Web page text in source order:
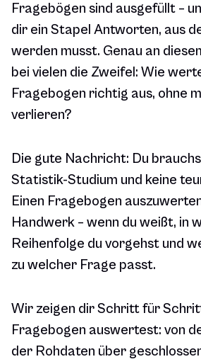
Fragebögen sind ausgefüllt –
dir ein Stapel Antworten, aus
werden musst. Genau an
bei vielen die Zweifel: Wie
Fragebogen richtig aus, ohne
verlieren?
Die gute Nachricht: Du
Statistik-Studium und keine
Einen Fragebogen
Handwerk – wenn du weißt, in
Reihenfolge du vorgehst und
zu welcher Frage passt.
Wir zeigen dir Schritt für
Fragebogen auswertest: von
der Rohdaten über